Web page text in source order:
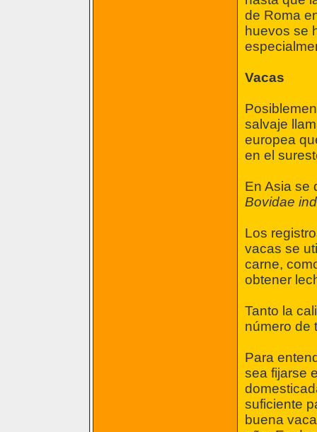
de Roma
huevos se
Vacas
salvaje
europea
en el
En Asia se
Bovidae
Los
vacas se
carne,
obtener
Tanto la
número de
Para
sea fijarse
suficiente
buena